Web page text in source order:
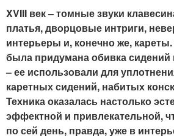
XVIII век – томные звуки
платья, дворцовые интриги,
интерьеры и, конечно же,
была придумана обивка сидений
– ее использовали для
каретных сидений, набитых
Техника оказалась настолько
эффектной и привлекательной,
по сей день, правда, уже в